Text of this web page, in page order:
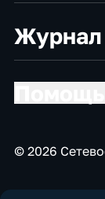
Журнал
© 2026